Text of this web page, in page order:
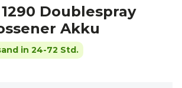
Doublespray
Akku
in 24-72 Std.